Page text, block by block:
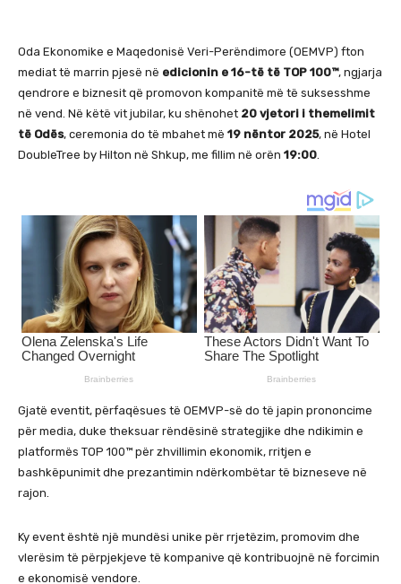
Oda Ekonomike e Maqedonisë Veri-Perëndimore (OEMVP) fton
mediat të marrin pjesë në edicionin e 16-të të TOP 100™, ngjarja
qendrore e biznesit që promovon kompanitë më të suksesshme
në vend. Në këtë vit jubilar, ku shënohet 20 vjetori i themelimit
të Odës, ceremonia do të mbahet më 19 nëntor 2025, në Hotel
DoubleTree by Hilton në Shkup, me fillim në orën 19:00.
Gjatë eventit, përfaqësues të OEMVP-së do të japin prononcime
për media, duke theksuar rëndësinë strategjike dhe ndikimin e
platformës TOP 100™ për zhvillimin ekonomik, rritjen e
bashkëpunimit dhe prezantimin ndërkombëtar të bizneseve në
rajon.
Ky event është një mundësi unike për rrjetëzim, promovim dhe
vlerësim të përpjekjeve të kompanive që kontribuojnë në forcimin
e ekonomisë vendore.